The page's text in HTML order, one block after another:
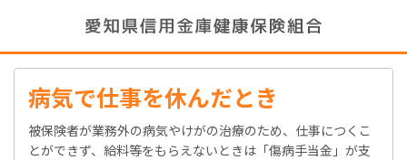
病気で仕事を休んだとき
被保険者が業務外の病気やけがの治療のため、仕事につくこ
とができず、給料等をもらえないときは「傷病手当金」が支